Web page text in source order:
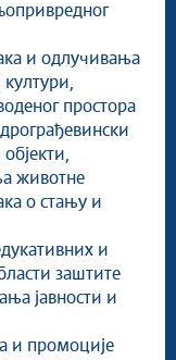
и одлучивања
простора
животне
о стању и
и
заштите
јавности и
и промоције